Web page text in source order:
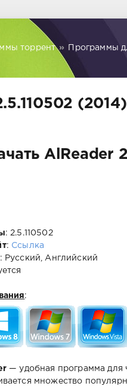
торрент » Программы
AlReader
: 2.5.110502
: Ссылка
: Русский, Английский
:
— удобная программа для
множество